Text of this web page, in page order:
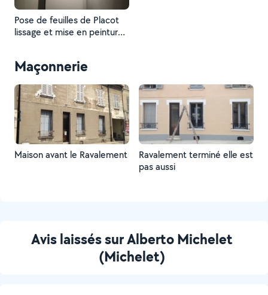
Pose de feuilles de Placot
lissage et mise en peinture
Maçonnerie
Maison avant le Ravalement
Ravalement terminé elle est
pas aussi
Avis laissés sur Alberto Michelet
(Michelet)